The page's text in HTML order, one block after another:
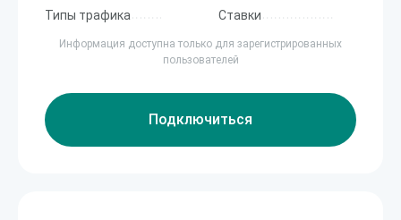
Типы трафика Ставки
Информация доступна только для зарегистрированных
пользователей
Подключиться